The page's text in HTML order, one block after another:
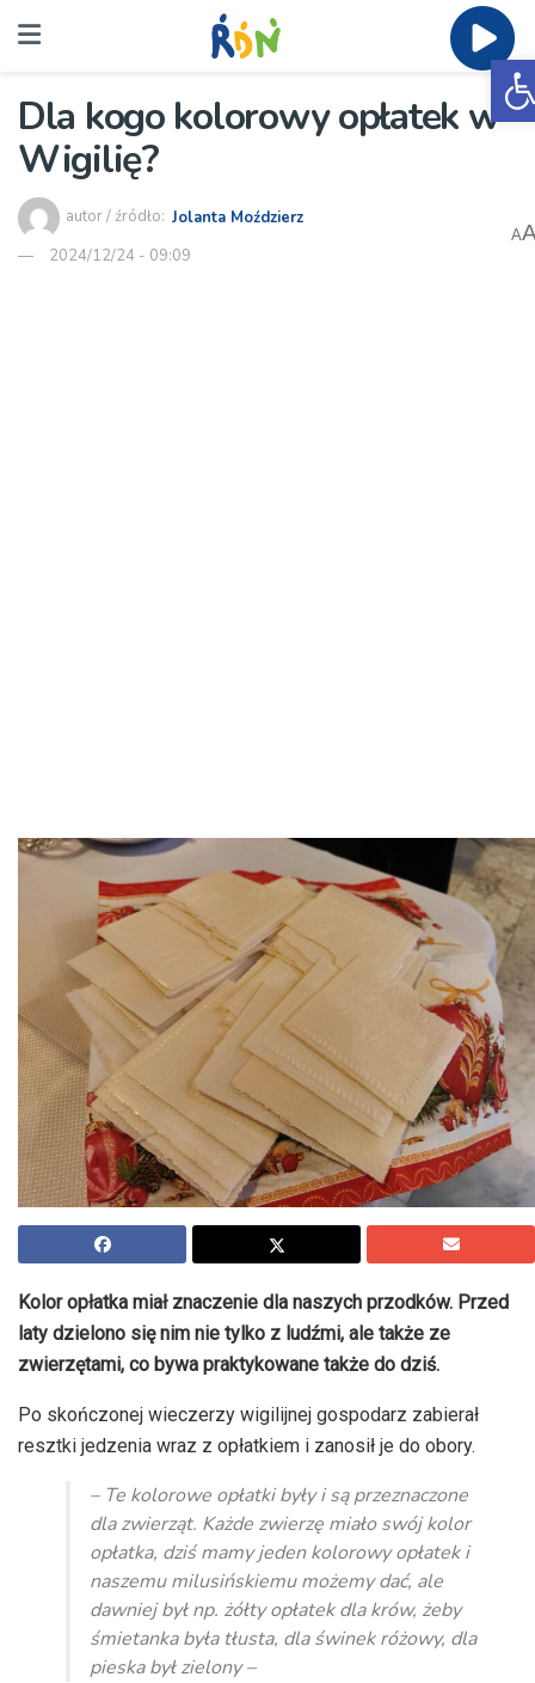
Dla kogo kolorowy opłatek w
Wigilię?
autor / źródło: Jolanta Moździerz
2024/12/24 - 09:09
A
Kolor opłatka miał znaczenie dla naszych przodków. Przed
laty dzielono się nim nie tylko z ludźmi, ale także ze
zwierzętami, co bywa praktykowane także do dziś.
Po skończonej wieczerzy wigilijnej gospodarz zabierał
resztki jedzenia wraz z opłatkiem i zanosił je do obory.
– Te kolorowe opłatki były i są przeznaczone
dla zwierząt. Każde zwierzę miało swój kolor
opłatka, dziś mamy jeden kolorowy opłatek i
naszemu milusińskiemu możemy dać, ale
dawniej był np. żółty opłatek dla krów, żeby
śmietanka była tłusta, dla świnek różowy, dla
pieska był zielony –